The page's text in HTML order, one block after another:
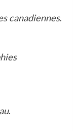
canadiennes.
.